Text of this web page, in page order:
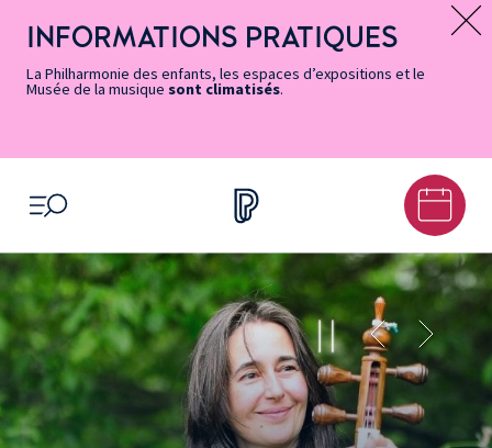
page
Accessibilité
accès
rapides
principal
contenu
principal
page
Message d’information
INFORMATIONS PRATIQUES
La Philharmonie des enfants, les espaces d’expositions et le
Musée de la musique sont climatisés.
OUVRIR LE MENU